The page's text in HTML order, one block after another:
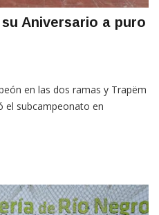
Aniversario a puro
en las dos ramas y Trapëm
el subcampeonato en